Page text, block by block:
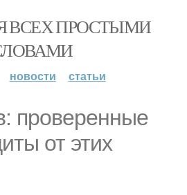
ВСЕХ ПРОСТЫМИ
новости статьи
проверенные
от этих